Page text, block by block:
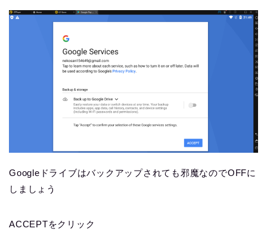
Googleドライブはバックアップされても邪魔なのでOFFに
しましょう
ACCEPTをクリック